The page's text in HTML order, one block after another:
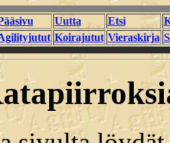
Uutta Etsi
Koirajutut Vieraskirja